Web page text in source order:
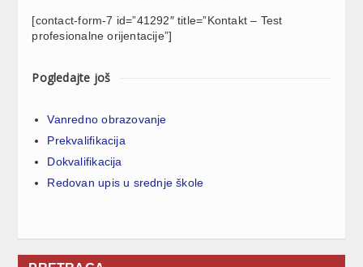
[contact-form-7 id=”41292″ title=”Kontakt – Test
profesionalne orijentacije”]
Pogledajte još
Vanredno obrazovanje
Prekvalifikacija
Dokvalifikacija
Redovan upis u srednje škole